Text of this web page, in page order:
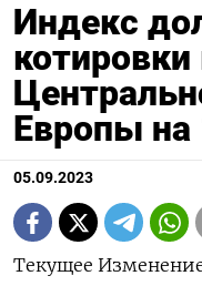
Индекс
Европы
05.09.2023
Текущее